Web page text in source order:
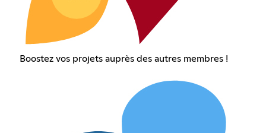
Boostez vos projets auprès des autres membres !